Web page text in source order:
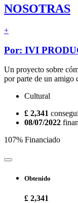
NOSOTRAS
+
Por: IVI
Un proyecto sobre
por parte de un amigo
Cultural
£ 2,341
08/07/2022
107% Financiado
Obtenido
£ 2,341